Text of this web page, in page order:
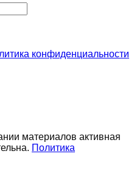
конфиденциальности
материалов активная
Политика